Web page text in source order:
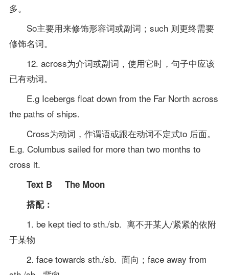
多。
So主要用来修饰形容词或副词；such 则更终需要
修饰名词。
12. across为介词或副词，使用它时，句子中应该
已有动词。
E.g Icebergs float down from the Far North across
the paths of ships.
Cross为动词，作谓语或跟在动词不定式to 后面。
E.g. Columbus sailed for more than two months to
cross it.
Text B The Moon
搭配：
1. be kept tied to sth./sb. 离不开某人/紧紧的依附
于某物
2. face towards sth./sb. 面向；face away from